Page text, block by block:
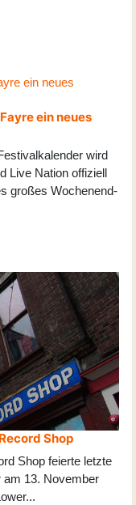
ein neues
wird
Live Nation offiziell
großes Wochenend-
Shop
Shop feierte letzte
am 13. November
...